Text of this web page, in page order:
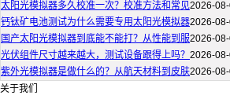
太阳光模拟器多久校准一次？校准方法和常见2026-
钙钛矿电池测试为什么需要专用太阳光模拟器2026-
国产太阳光模拟器到底能不能打？从性能到服2026-
光伏组件尺寸越来越大，测试设备跟得上吗？ 2026-
紫外光模拟器是做什么的？从航天材料到皮肤2026-
关于我们